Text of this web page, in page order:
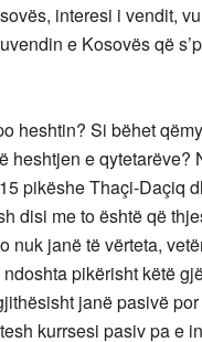
interesi i vendit,
e Kosovës që
heshtin? Si bëhet
heshtjen e qytetarëve?
pikëshe Thaçi-Daçiq
disi me to është që
nuk janë të vërteta,
pikërisht këtë
janë pasivë
kurrsesi pasiv pa e